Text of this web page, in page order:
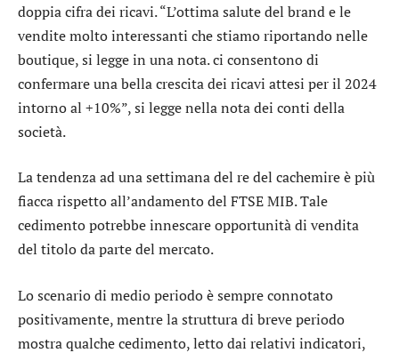
doppia cifra dei ricavi. “L’ottima salute del brand e le
vendite molto interessanti che stiamo riportando nelle
boutique, si legge in una nota. ci consentono di
confermare una bella crescita dei ricavi attesi per il 2024
intorno al +10%”, si legge nella nota dei conti della
società.
La tendenza ad una settimana del re del cachemireè più
fiacca rispetto all’andamento del FTSE MIB. Tale
cedimento potrebbe innescare opportunità di vendita
del titolo da parte del mercato.
Lo scenario di medio periodo è sempre connotato
positivamente, mentre la struttura di breve periodo
mostra qualche cedimento, letto dai relativi indicatori,